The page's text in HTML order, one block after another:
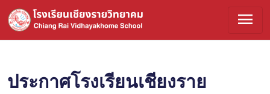
menu
ประกาศโรงเรียนเชียงราย